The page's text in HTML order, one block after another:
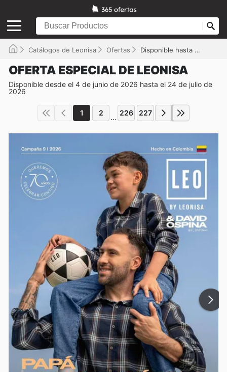
Catálogos de Leonisa Ofertas Disponible hasta el 24/07/2026
OFERTA ESPECIAL DE LEONISA
Disponible desde el 4 de junio de 2026 hasta el 24 de julio de
2026
1 2 ... 226 227